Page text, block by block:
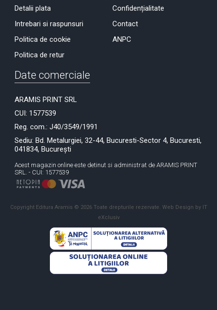
Detalii plata
Intrebari si raspunsuri
Politica de cookie
Politica de retur
Confidențialitate
Contact
ANPC
Date comerciale
ARAMIS PRINT SRL
CUI: 1577539
Reg. com.: J40/3549/1991
Sediu: Bd. Metalurgiei, 32-44, Bucuresti-Sector 4, Bucuresti,
041834, București
Acest magazin online este detinut si administrat de ARAMIS PRINT
SRL. - CUI: 1577539
Copyright Editura Aramis © 2026 Toate drepturile rezervate. Web Design by IT
eXclusiv